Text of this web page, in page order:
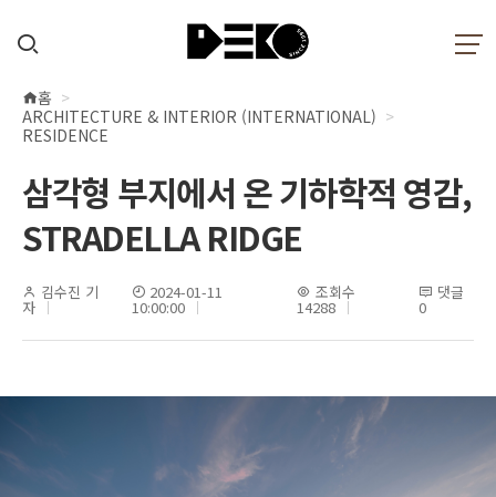
현
재
치
홈
ARCHITECTURE & INTERIOR (INTERNATIONAL)
RESIDENCE
삼각형 부지에서 온 기하학적 영감,
STRADELLA RIDGE
김수진 기
자
2024-01-11
10:00:00
조회수
14288
댓글
0